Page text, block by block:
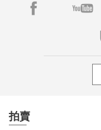
拍賣